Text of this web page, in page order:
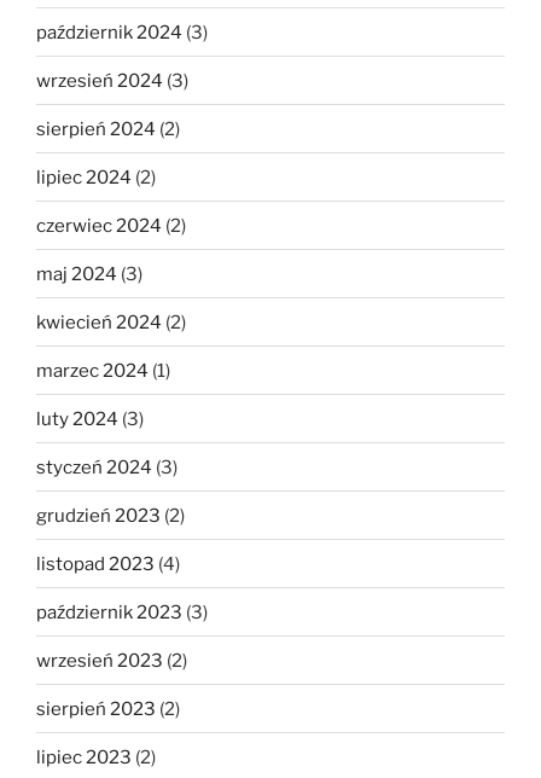
październik 2024 (3)
wrzesień 2024 (3)
sierpień 2024 (2)
lipiec 2024 (2)
czerwiec 2024 (2)
maj 2024 (3)
kwiecień 2024 (2)
marzec 2024 (1)
luty 2024 (3)
styczeń 2024 (3)
grudzień 2023 (2)
listopad 2023 (4)
październik 2023 (3)
wrzesień 2023 (2)
sierpień 2023 (2)
lipiec 2023 (2)